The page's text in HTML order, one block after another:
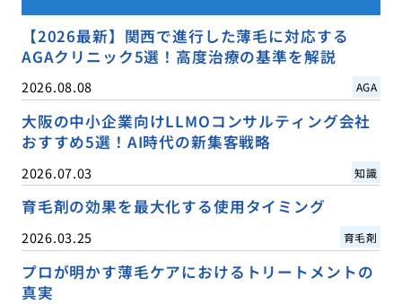
【2026最新】関西で進行した薄毛に対応する
AGAクリニック5選！高度治療の基準を解説
2026.08.08 AGA
大阪の中小企業向けLLMOコンサルティング会社
おすすめ5選！AI時代の新集客戦略
2026.07.03 知識
育毛剤の効果を最大化する使用タイミング
2026.03.25 育毛剤
プロが明かす薄毛ケアにおけるトリートメントの
真実